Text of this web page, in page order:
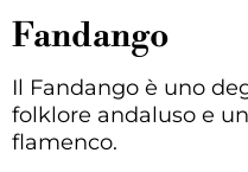
Fandango
Il Fandango è uno
folklore andaluso e
flamenco.